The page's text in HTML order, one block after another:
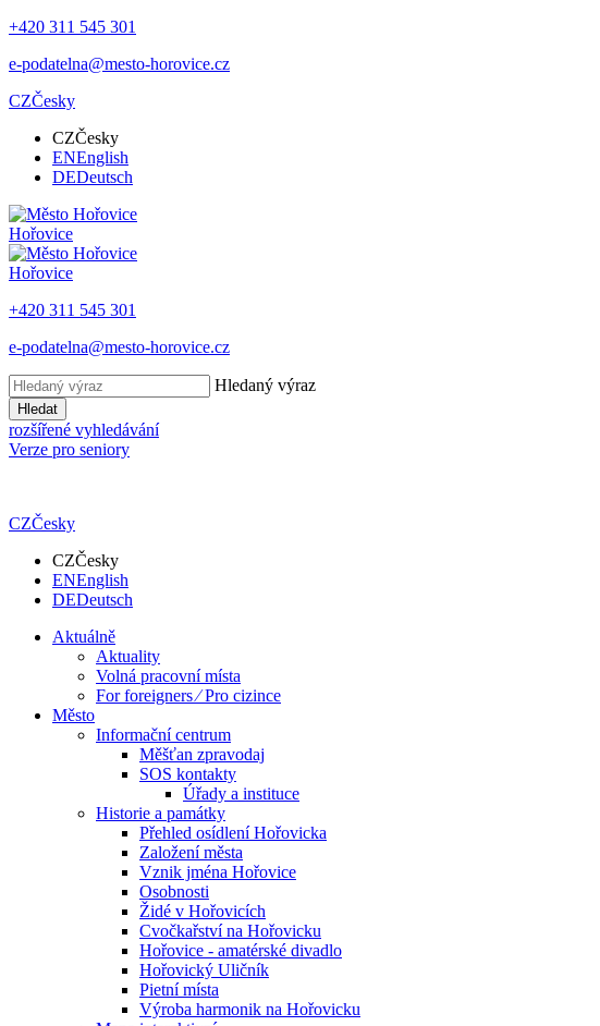
+420 311 545 301
e-podatelna@mesto-horovice.cz
CZČesky
CZČesky
ENEnglish
DEDeutsch
Hořovice
Hořovice
+420 311 545 301
e-podatelna@mesto-horovice.cz
Hledaný výraz
Hledat
rozšířené vyhledávání
Verze pro seniory
CZČesky
CZČesky
ENEnglish
DEDeutsch
Aktuálně
Aktuality
Volná pracovní místa
For foreigners ⁄ Pro cizince
Město
Informační centrum
Měšťan zpravodaj
SOS kontakty
Úřady a instituce
Historie a památky
Přehled osídlení Hořovicka
Založení města
Vznik jména Hořovice
Osobnosti
Židé v Hořovicích
Cvočkařství na Hořovicku
Hořovice - amatérské divadlo
Hořovický Uličník
Pietní místa
Výroba harmonik na Hořovicku